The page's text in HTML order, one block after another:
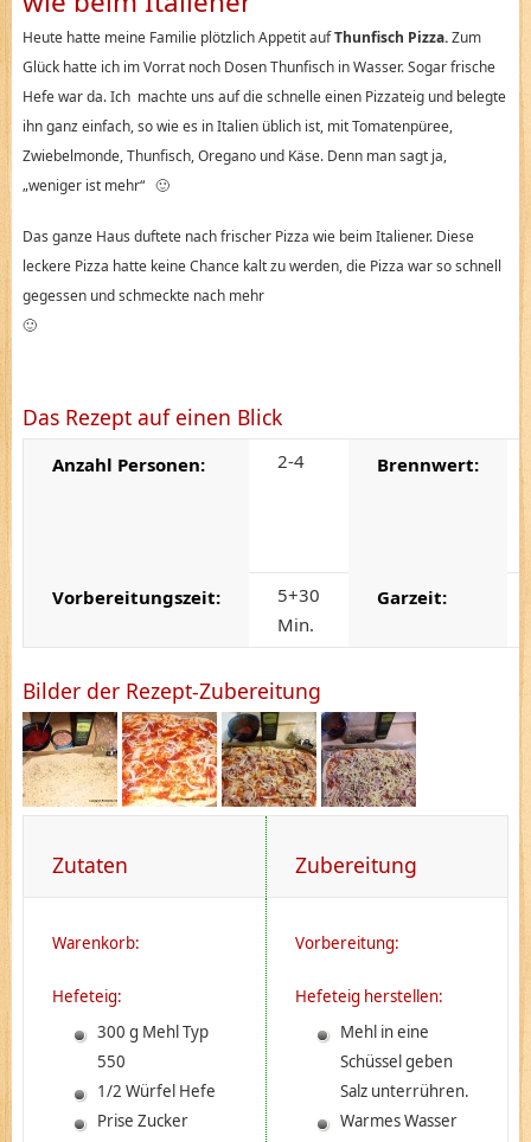
Heute hatte meine Familie plötzlich Appetit aufThunfisch Pizza.Zum
Glück hatte ich im Vorrat noch Dosen Thunfisch in Wasser. Sogar frische
Hefe war da. Ich machte uns auf die schnelle einen Pizzateig und belegte
ihn ganz einfach, so wie es in Italien üblich ist, mit Tomatenpüree,
Zwiebelmonde, Thunfisch, Oregano und Käse. Denn man sagt ja,
„weniger ist mehr“ 🙂
Das ganze Haus duftete nach frischer Pizza wie beim Italiener. Diese
leckere Pizza hatte keine Chance kalt zu werden, die Pizza war so schnell
gegessen und schmeckte nach mehr
🙂
Das Rezept auf einen Blick
Anzahl Personen: 2-4 Brennwert:
Vorbereitungszeit:
5+30
Min.
Garzeit:
Bilder der Rezept-Zubereitung
Zutaten Zubereitung
Warenkorb:
Hefeteig:
300 g Mehl Typ
550
1/2 Würfel Hefe
Prise Zucker
Vorbereitung:
Hefeteig herstellen:
Mehl in eine
Schüssel geben
Salz unterrühren.
Warmes Wasser